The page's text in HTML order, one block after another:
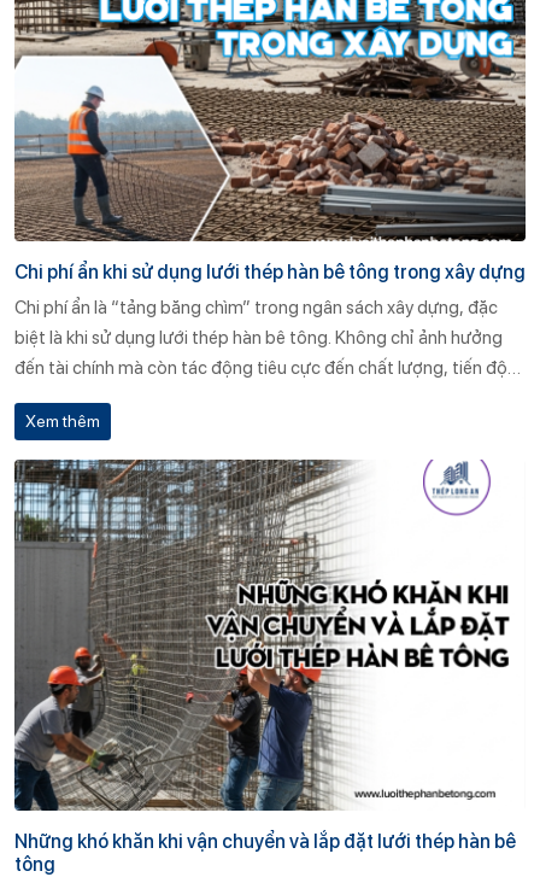
Chi phí ẩn khi sử dụng lưới thép hàn bê tông trong xây dựng
Chi phí ẩn là “tảng băng chìm” trong ngân sách xây dựng, đặc
biệt là khi sử dụng lưới thép hàn bê tông. Không chỉ ảnh hưởng
đến tài chính mà còn tác động tiêu cực đến chất lượng, tiến độ
và tuổi thọ công trình. Lựa chọn đơn vị cung cấp uy tín như Thép
Long An, cùng chiến lược dự toán và quản lý khoa học, là cách tối
ưu để hạn chế tối đa những khoản chi phí “vô hình” nhưng rất
thực này.
Xem thêm
Những khó khăn khi vận chuyển và lắp đặt lưới thép hàn bê
tông